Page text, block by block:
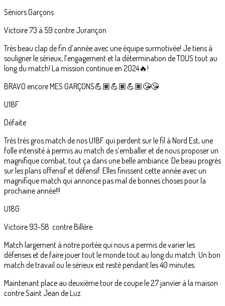
Séniors Garçons
Victoire 73 à 59 contre Jurançon
Très beau clap de fin d’année avec une équipe surmotivée! Je tiens à
souligner le sérieux, l’engagement et la détermination de TOUS tout au
long du match! La mission continue en 2024🔥!
BRAVO encore MES GARÇONS💪🏽💪🏽💪🏽😘😘
U18F
Défaite
Très très gros match de nos U18F qui perdent sur le fil à Nord Est, une
folle intensité à permis au match de s’emballer et de nous proposer un
magnifique combat, tout ça dans une belle ambiance. De beau progrès
sur les plans offensif et défensif. Elles finissent cette année avec un
magnifique match qui annonce pas mal de bonnes choses pour la
prochaine année!!!
U18G
Victoire 93-58 contre Billère
Match largement à notre portée qui nous a permis de varier les
défenses et de faire jouer tout le monde tout au long du match. Un bon
match de travail ou le sérieux est resté pendant les 40 minutes.
Maintenant place au deuxième tour de coupe le 27 janvier à la maison
contre Saint Jean de Luz.